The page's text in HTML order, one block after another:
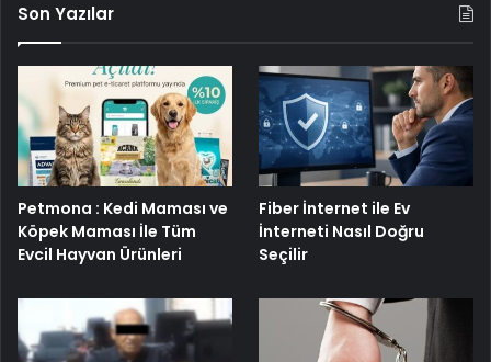
Son Yazılar
Petmona : Kedi Maması ve
Köpek Maması İle Tüm
Evcil Hayvan Ürünleri
Fiber İnternet ile Ev
İnterneti Nasıl Doğru
Seçilir